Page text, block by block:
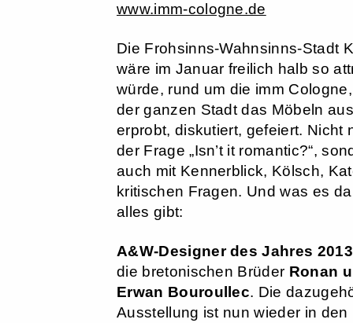
www.imm-cologne.de
Die Frohsinns-Wahnsinns-Stadt
wäre im Januar freilich halb so
würde, rund um die imm
der ganzen Stadt das Möbeln
erprobt, diskutiert, gefeiert. Nicht
der Frage „Isn’t it romantic?“,
auch mit Kennerblick, Kölsch,
kritischen Fragen. Und was es
alles gibt:
A&W-Designer des Jahres 2013
die bretonischen Brüder Ronan
Erwan Bouroullec. Die
Ausstellung ist nun wieder in den